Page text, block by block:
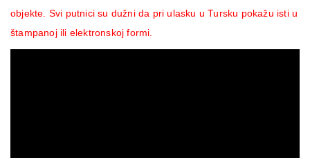
objekte. Svi putnici su dužni da pri ulasku u Tursku pokažu isti u
štampanoj ili elektronskoj formi.